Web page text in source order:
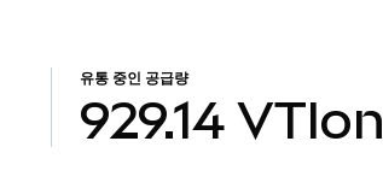
유통 중인 공급량
929.14 VTIon